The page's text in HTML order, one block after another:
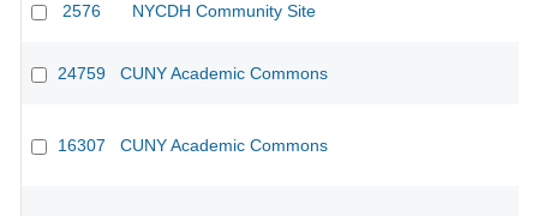
2576 NYCDH Community Site
24759 CUNY Academic Commons
16307 CUNY Academic Commons